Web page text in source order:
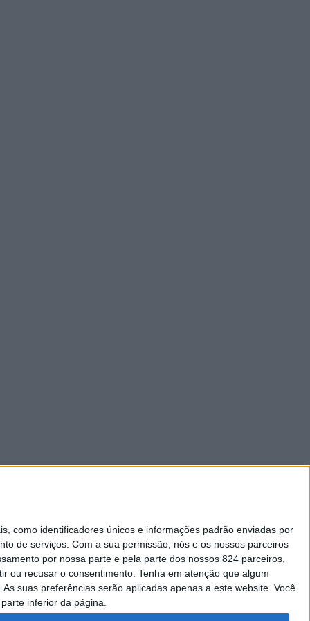
como identificadores únicos e informações padrão enviadas por
de serviços. Com a sua permissão, nós e os nossos parceiros
por nossa parte e pela parte dos nossos 824 parceiros,
ou recusar o consentimento. Tenha em atenção que algum
suas preferências serão aplicadas apenas a este website. Você
inferior da página.